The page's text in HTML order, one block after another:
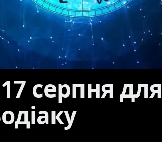
серпня для